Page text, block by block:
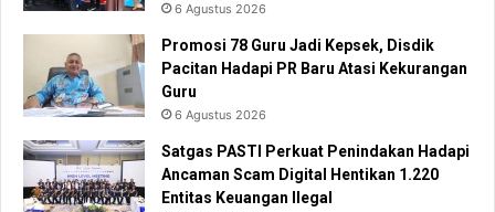
6 Agustus 2026
Promosi 78 Guru Jadi Kepsek, Disdik
Pacitan Hadapi PR Baru Atasi Kekurangan
Guru
6 Agustus 2026
Satgas PASTI Perkuat Penindakan Hadapi
Ancaman Scam Digital Hentikan 1.220
Entitas Keuangan Ilegal